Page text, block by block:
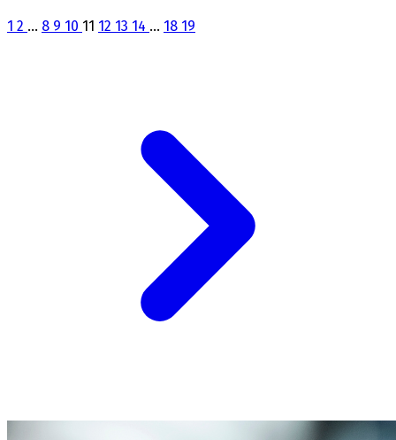
1 2 ... 8 9 10 11 12 13 14 ... 18 19